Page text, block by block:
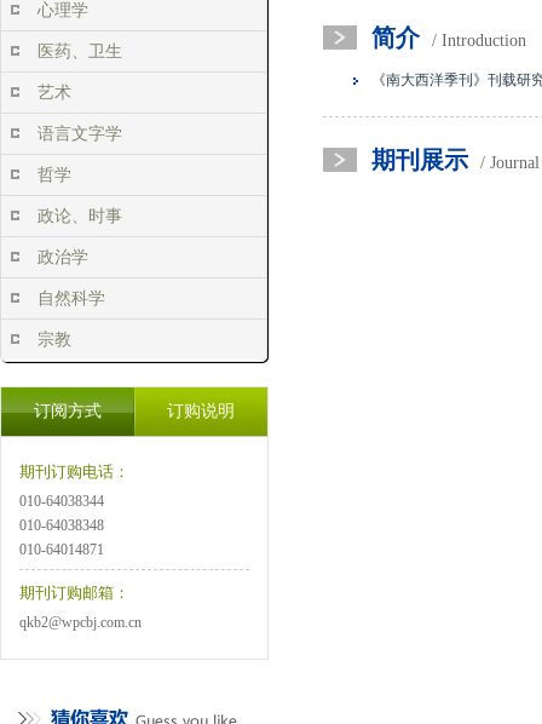
心理学
医药、卫生
艺术
语言文字学
哲学
政论、时事
政治学
自然科学
宗教
订阅方式 订购说明
期刊订购电话：
010-64038344
010-64038348
010-64014871
期刊订购邮箱：
qkb2@wpcbj.com.cn
简介 / Introduction
《南大西洋季刊》刊载
期刊展示 /